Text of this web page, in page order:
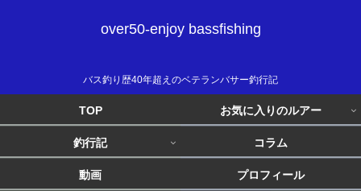
over50-enjoy bassfishing
バス釣り歴40年超えのベテランバサー釣行記
TOP お気に入りのルアー
釣行記 コラム
動画 プロフィール